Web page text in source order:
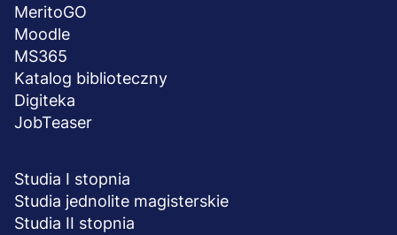
MeritoGO
Moodle
MS365
Katalog biblioteczny
Digiteka
JobTeaser
Studia I stopnia
Studia jednolite magisterskie
Studia II stopnia